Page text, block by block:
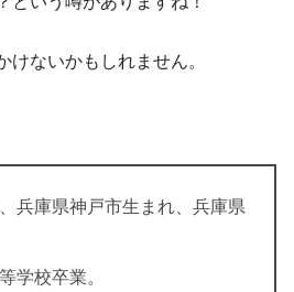
けないかもしれません。
兵庫県神戸市生まれ、兵庫県
学校卒業。